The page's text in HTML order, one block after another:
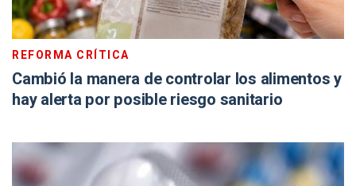
REFORMA CRÍTICA
Cambió la manera de controlar los alimentos y
hay alerta por posible riesgo sanitario